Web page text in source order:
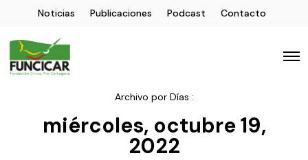
Noticias Publicaciones Podcast Contacto
Archivo por Días :
miércoles, octubre 19,
2022